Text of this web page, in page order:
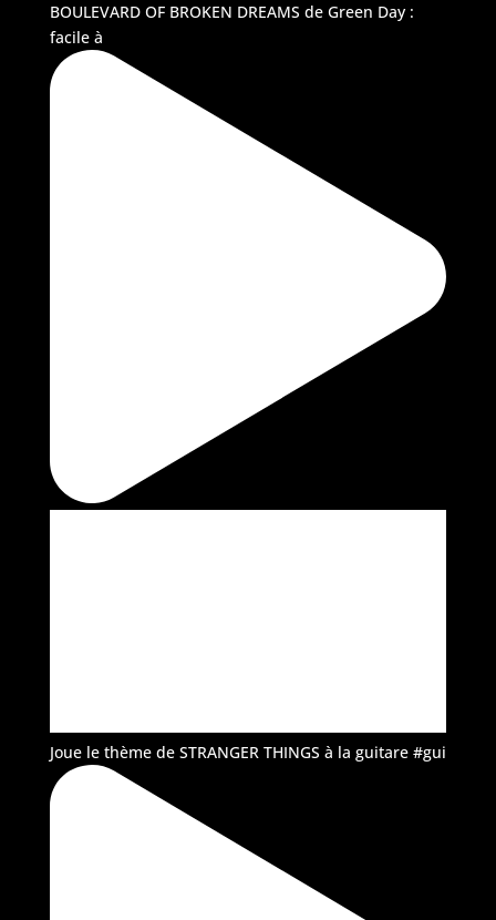
BOULEVARD OF BROKEN DREAMS de Green Day :
facile à
Joue le thème de STRANGER THINGS à la guitare #gui